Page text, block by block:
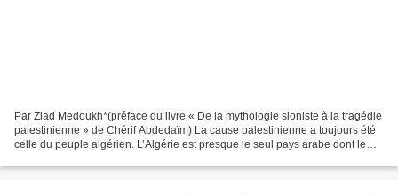
Par Ziad Medoukh*(préface du livre « De la mythologie sioniste à la tragédie
palestinienne » de Chérif Abdedaïm) La cause palestinienne a toujours été
celle du peuple algérien. L’Algérie est presque le seul pays arabe dont le